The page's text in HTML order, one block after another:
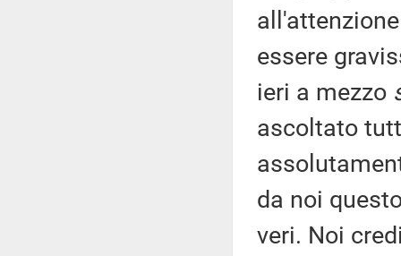
essere
ieri a mezzo
ascoltato
da noi
veri. Noi